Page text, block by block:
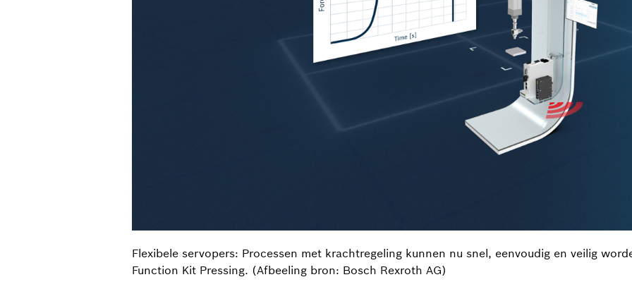
Flexibele servopers: Processen met krachtregeling kunnen nu snel, eenvoudig en veilig
Function Kit Pressing. (Afbeeling bron: Bosch Rexroth AG)